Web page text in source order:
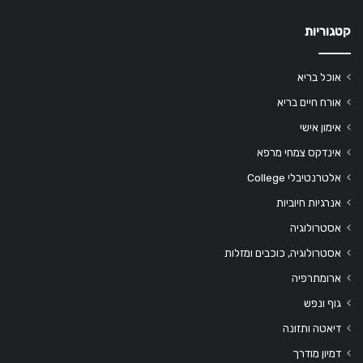
קטגוריות
אוכל בריא
אורח חיים בריא
אימון אישי
אינדקס צמחי מרפא
אלטרנטיבלי College
אנרגיות חיוביות
אסטרולוגיה
אסטרולוגיה, כוכבים ומזלות
ארומתרפיה
גוף ונפש
דיאטה ותזונה
דמיון מודרך